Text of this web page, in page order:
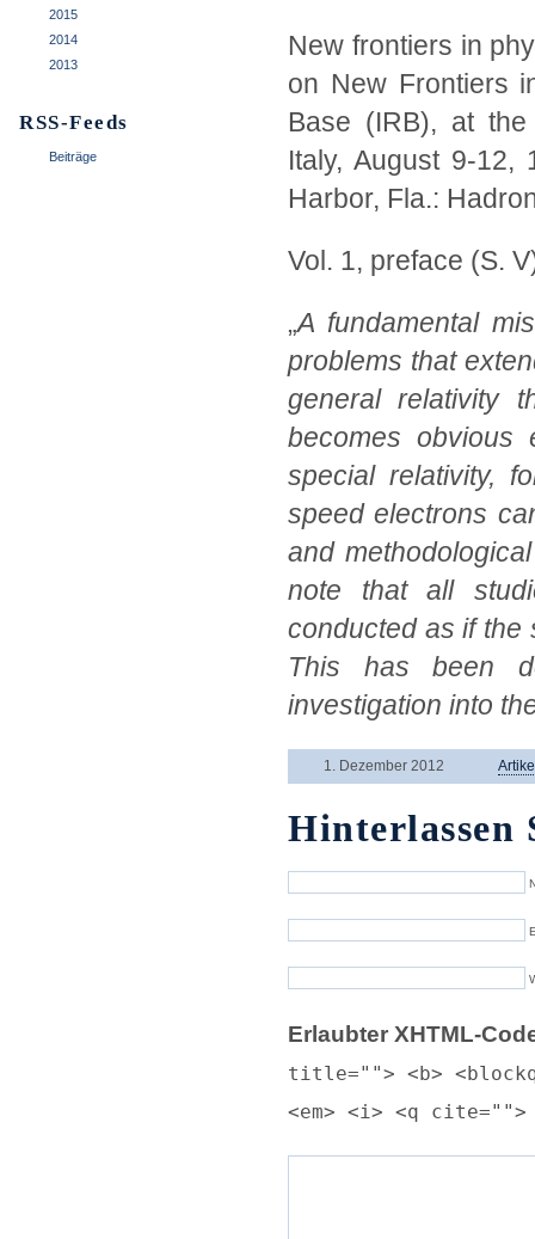
2015
2014
2013
RSS-Feeds
Beiträge
New frontiers in
on New Frontiers
Base (IRB), at the
Italy, August 9-
Harbor, Fla.:
Vol. 1, preface (S.
„A fundamental
problems that
general relativity
becomes obvious
special relativity,
speed electrons
and
note that all
conducted as if the
This has been
investigation into
1. Dezember 2012
Hinterlassen
Erlaubter XHTML-
title=""> <b>
<em> <i> <q